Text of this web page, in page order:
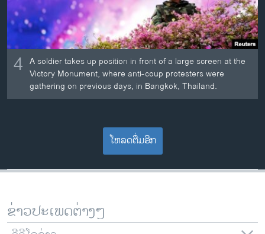
4 A soldier takes up position in front of a large screen at the
Victory Monument, where anti-coup protesters were
gathering on previous days, in Bangkok, Thailand.
ໂຫລດຕື່ມອີກ
ຂ່າວປະເພດຕ່າງໆ